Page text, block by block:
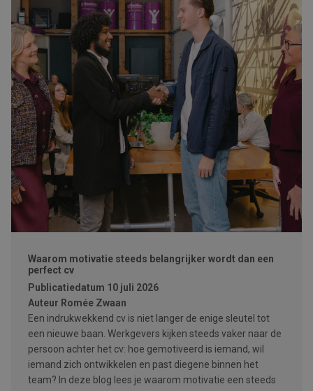
Waarom motivatie steeds belangrijker wordt dan een
perfect cv
Publicatiedatum 10 juli 2026
Auteur Romée Zwaan
Een indrukwekkend cv is niet langer de enige sleutel tot
een nieuwe baan. Werkgevers kijken steeds vaker naar de
persoon achter het cv: hoe gemotiveerd is iemand, wil
iemand zich ontwikkelen en past diegene binnen het
team? In deze blog lees je waarom motivatie een steeds